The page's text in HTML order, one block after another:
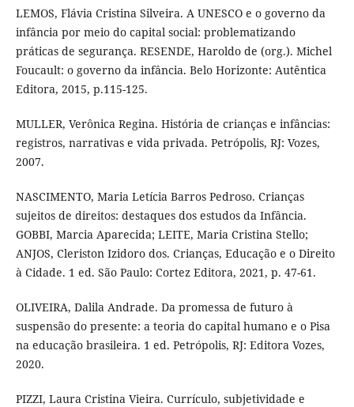
LEMOS, Flávia Cristina Silveira. A UNESCO e o governo da
infância por meio do capital social: problematizando
práticas de segurança. RESENDE, Haroldo de (org.). Michel
Foucault: o governo da infância. Belo Horizonte: Autêntica
Editora, 2015, p.115-125.
MULLER, Verônica Regina. História de crianças e infâncias:
registros, narrativas e vida privada. Petrópolis, RJ: Vozes,
2007.
NASCIMENTO, Maria Letícia Barros Pedroso. Crianças
sujeitos de direitos: destaques dos estudos da Infância.
GOBBI, Marcia Aparecida; LEITE, Maria Cristina Stello;
ANJOS, Cleriston Izidoro dos. Crianças, Educação e o Direito
à Cidade. 1 ed. São Paulo: Cortez Editora, 2021, p. 47-61.
OLIVEIRA, Dalila Andrade. Da promessa de futuro à
suspensão do presente: a teoria do capital humano e o Pisa
na educação brasileira. 1 ed. Petrópolis, RJ: Editora Vozes,
2020.
PIZZI, Laura Cristina Vieira. Currículo, subjetividade e